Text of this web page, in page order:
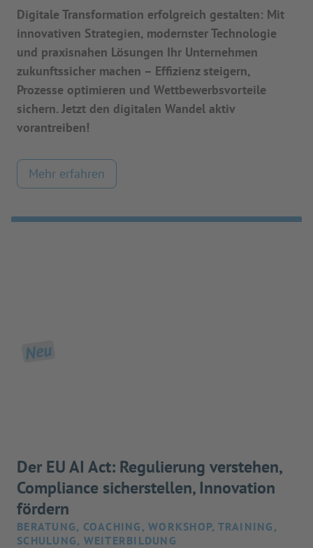
Digitale Transformation erfolgreich gestalten: Mit
innovativen Strategien, modernster Technologie
und praxisnahen Lösungen Ihr Unternehmen
zukunftssicher machen – Effizienz steigern,
Prozesse optimieren und Wettbewerbsvorteile
sichern. Jetzt den digitalen Wandel aktiv
vorantreiben!
Mehr erfahren
Neu
Der EU AI Act: Regulierung verstehen,
Compliance sicherstellen, Innovation
fördern
BERATUNG, COACHING, WORKSHOP, TRAINING,
SCHULUNG, WEITERBILDUNG